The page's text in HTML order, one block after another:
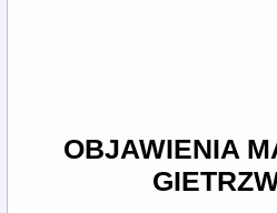
OBJAWIENIA